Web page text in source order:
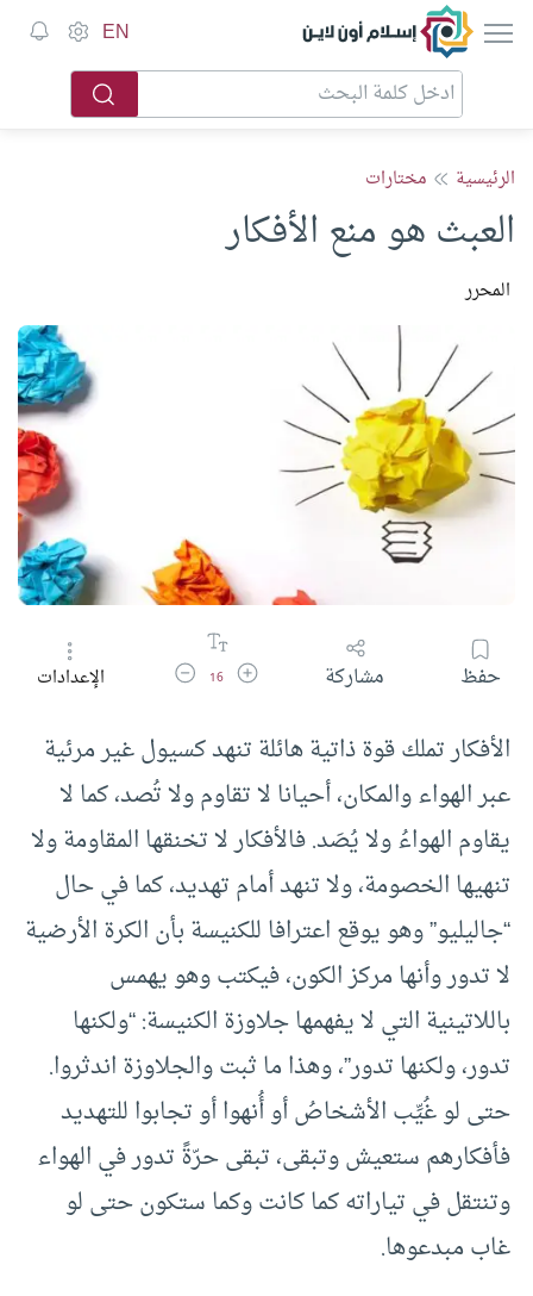
إسلام أون لاين EN
الرئيسية مختارات
العبث هو منع الأفكار
المحرر
حفظ مشاركة زيادة حجم الخط
16 تقليل حجم الخطالإعدادات
الأفكار تملك قوة ذاتية هائلة تنهد كسيول غير مرئية
عبر الهواء والمكان، أحيانا لا تقاوم ولا تُصد، كما لا
يقاوم الهواءُ ولا يُصَد. فالأفكار لا تخنقها المقاومة ولا
تنهيها الخصومة، ولا تنهد أمام تهديد، كما في حال
“جاليليو” وهو يوقع اعترافا للكنيسة بأن الكرة الأرضية
لا تدور وأنها مركز الكون، فيكتب وهو يهمس
باللاتينية التي لا يفهمها جلاوزة الكنيسة: “ولكنها
تدور، ولكنها تدور”، وهذا ما ثبت والجلاوزة اندثروا.
حتى لو غُيِّب الأشخاصُ أو أُنهوا أو تجابوا للتهديد
فأفكارهم ستعيش وتبقى، تبقى حرّةً تدور في الهواء
وتنتقل في تياراته كما كانت وكما ستكون حتى لو
غاب مبدعوها.